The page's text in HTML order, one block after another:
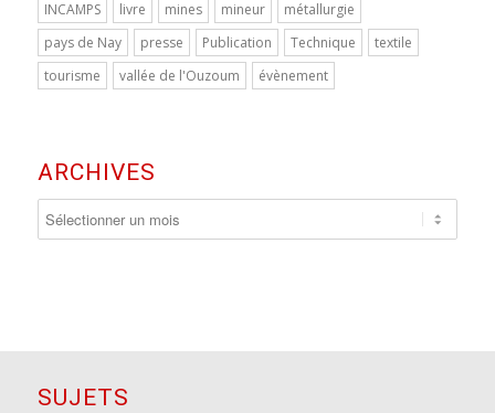
INCAMPS
livre mines mineur
métallurgie
pays de Nay
presse Publication Technique
textile
tourisme
vallée de l'Ouzoum évènement
ARCHIVES
SUJETS